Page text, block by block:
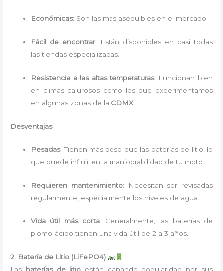
Económicas: Son las más asequibles en el mercado.
Fácil de encontrar: Están disponibles en casi todas
las tiendas especializadas.
Resistencia a las altas temperaturas: Funcionan bien
en climas calurosos como los que experimentamos
en algunas zonas de la CDMX
Desventajas:
Pesadas: Tienen más peso que las baterías de litio, lo
que puede influir en la maniobrabilidad de tu moto.
Requieren mantenimiento: Necesitan ser revisadas
regularmente, especialmente los niveles de agua.
Vida útil más corta: Generalmente, las baterías de
plomo-ácido tienen una vida útil de 2 a 3 años.
2. Batería de Litio (LiFePO4)
Las baterías de litio están ganando popularidad por sus